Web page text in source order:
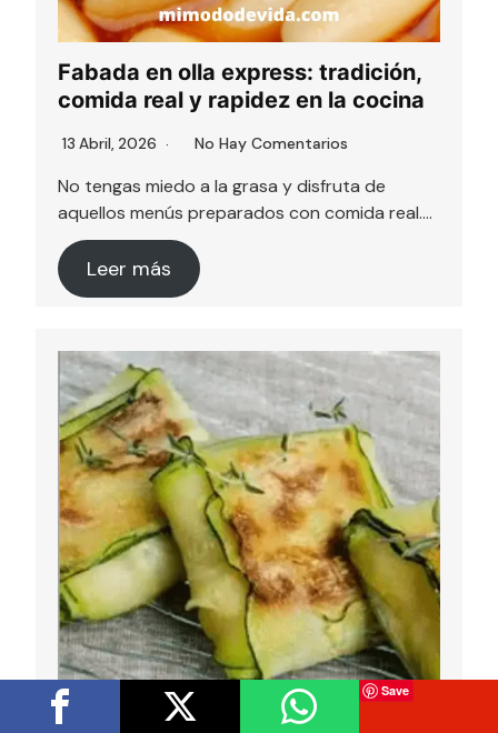
Fabada en olla express: tradición,
comida real y rapidez en la cocina
13 Abril, 2026 No Hay Comentarios
No tengas miedo a la grasa y disfruta de
aquellos menús preparados con comida real….
Leer más
Save